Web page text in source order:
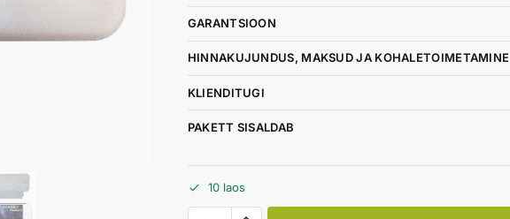
GARANTSIOON
HINNAKUJUNDUS, MAKSUD JA KOHALETOIMETAMINE
KLIENDITUGI
PAKETT SISALDAB
10 laos